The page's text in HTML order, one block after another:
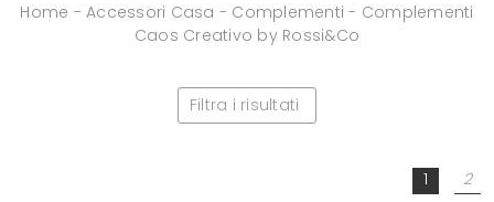
Home -Accessori Casa - Complementi - Complementi
Caos Creativo by Rossi&Co
Filtra i risultati
1 2